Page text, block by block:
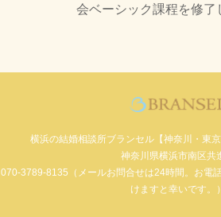
会ベーシック課程を修了
横浜の結婚相談所ブランセル【神奈川・東
神奈川県横浜市南区共
070-3789-8135（メールお問合せは24時間。お電
けますと幸いです。）